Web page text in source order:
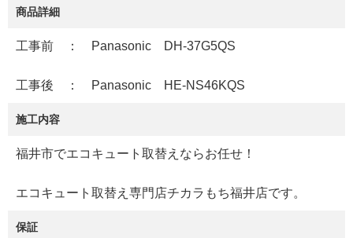
商品詳細
工事前 ： Panasonic DH-37G5QS
工事後 ： Panasonic HE-NS46KQS
施工内容
福井市でエコキュート取替えならお任せ！
エコキュート取替え専門店チカラもち福井店です。
保証